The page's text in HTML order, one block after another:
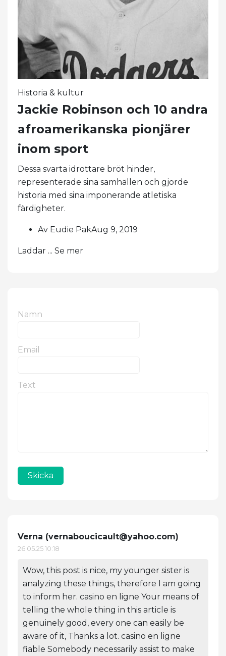
Historia & kultur
Jackie Robinson och 10 andra
afroamerikanska pionjärer
inom sport
Dessa svarta idrottare bröt hinder,
representerade sina samhällen och gjorde
historia med sina imponerande atletiska
färdigheter.
Av Eudie PakAug 9, 2019
Laddar ... Se mer
Namn
Email
Text
Skicka
Verna (vernaboucicault@yahoo.com)
26.05.25 10:18
Wow, this post is nice, my younger sister is
analyzing these things, therefore I am going
to inform her. casino en ligne Your means of
telling the whole thing in this article is
genuinely good, every one can easily be
aware of it, Thanks a lot. casino en ligne
fiable Somebody necessarily assist to make